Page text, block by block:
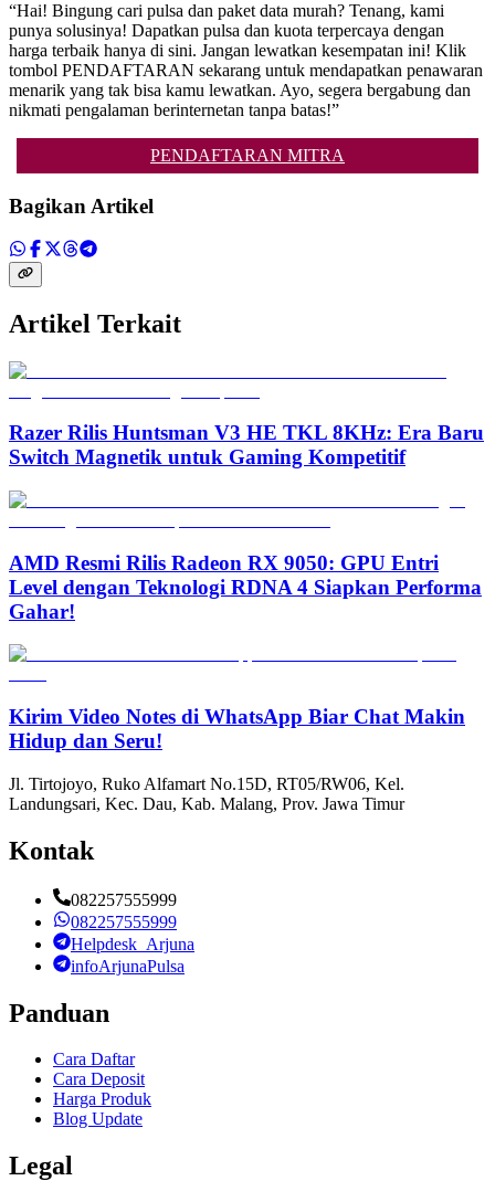
“Hai! Bingung cari pulsa dan paket data murah? Tenang, kami
punya solusinya! Dapatkan pulsa dan kuota terpercaya dengan
harga terbaik hanya di sini. Jangan lewatkan kesempatan ini! Klik
tombol PENDAFTARAN sekarang untuk mendapatkan penawaran
menarik yang tak bisa kamu lewatkan. Ayo, segera bergabung dan
nikmati pengalaman berinternetan tanpa batas!”
PENDAFTARAN MITRA
Bagikan Artikel
Artikel Terkait
Razer Rilis Huntsman V3 HE TKL 8KHz: Era Baru
Switch Magnetik untuk Gaming Kompetitif
AMD Resmi Rilis Radeon RX 9050: GPU Entri
Level dengan Teknologi RDNA 4 Siapkan Performa
Gahar!
Kirim Video Notes di WhatsApp Biar Chat Makin
Hidup dan Seru!
Jl. Tirtojoyo, Ruko Alfamart No.15D, RT05/RW06, Kel.
Landungsari, Kec. Dau, Kab. Malang, Prov. Jawa Timur
Kontak
082257555999
082257555999
Helpdesk_Arjuna
infoArjunaPulsa
Panduan
Cara Daftar
Cara Deposit
Harga Produk
Blog Update
Legal